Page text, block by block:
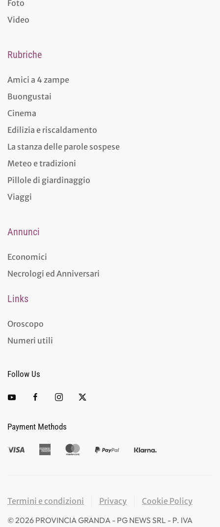
Foto
Video
Rubriche
Amici a 4 zampe
Buongustai
Cinema
Edilizia e riscaldamento
La stanza delle parole sospese
Meteo e tradizioni
Pillole di giardinaggio
Viaggi
Annunci
Economici
Necrologi ed Anniversari
Links
Oroscopo
Numeri utili
Follow Us
Payment Methods
Termini e condizioni Privacy
Cookie Policy
©2026 PROVINCIA GRANDA - PG NEWS SRL - P. IVA